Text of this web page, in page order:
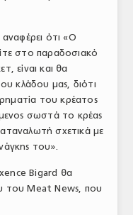
ότι «Ο
στο παραδοσιακό
είναι και θα
κλάδου μας, διότι
του κρέατος
σωστά το κρέας
σχετικά με
του».
Bigard θα
του Meat News, που